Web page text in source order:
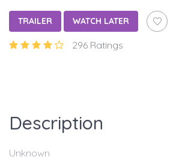
TRAILER WATCH LATER
296 Ratings
Description
Unknown